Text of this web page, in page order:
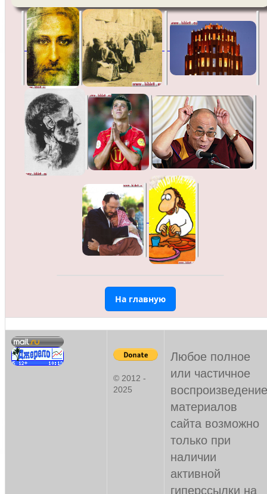
На главную
© 2012 -
2025
Любое полное
или частичное
воспроизведение
материалов
сайта возможно
только при
наличии
активной
гиперссылки на